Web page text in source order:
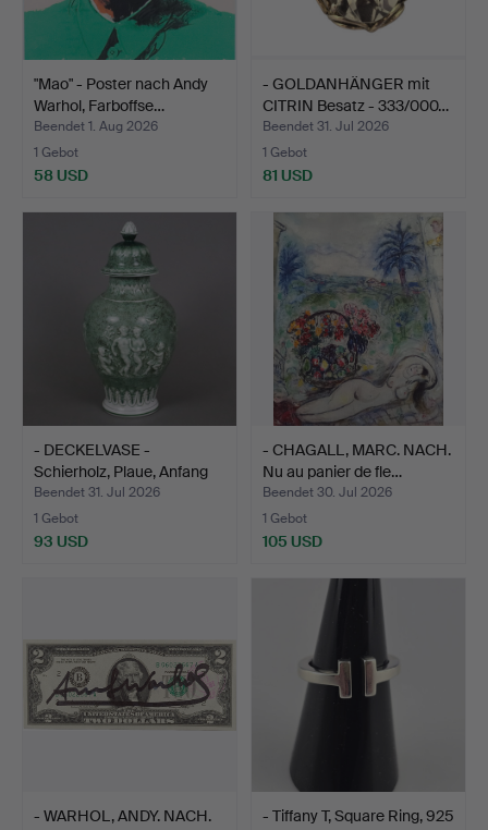
"Mao" - Poster nach Andy
Warhol, Farboffse…
Beendet 1. Aug 2026
1 Gebot
58 USD
- GOLDANHÄNGER mit
CITRIN Besatz - 333/000…
Beendet 31. Jul 2026
1 Gebot
81 USD
- DECKELVASE -
Schierholz, Plaue, Anfang
2…
Beendet 31. Jul 2026
1 Gebot
93 USD
- CHAGALL, MARC. NACH.
Nu au panier de fle…
Beendet 30. Jul 2026
1 Gebot
105 USD
- WARHOL, ANDY. NACH.
- Tiffany T, Square Ring, 925